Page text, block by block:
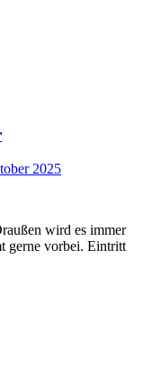
2025
wird es immer
gerne vorbei. Eintritt